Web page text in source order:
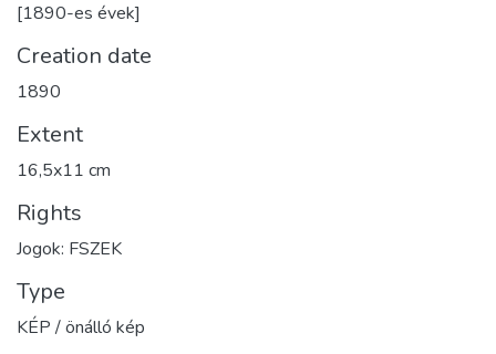
[1890-es évek]
Creation date
1890
Extent
16,5x11 cm
Rights
Jogok: FSZEK
Type
KÉP / önálló kép